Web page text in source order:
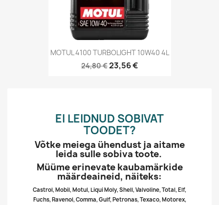
MOTUL 4100 TURBOLIGHT 10W40 4L
24,80 €23,56 €
EI LEIDNUD SOBIVAT
TOODET?
Võtke meiega ühendust ja aitame
leida sulle sobiva toote.
Müüme erinevate kaubamärkide
määrdeaineid, näiteks:
Castrol, Mobil, Motul, Liqui Moly, Shell, Valvoline, Total, Elf,
Fuchs, Ravenol, Comma, Gulf, Petronas, Texaco, Motorex,